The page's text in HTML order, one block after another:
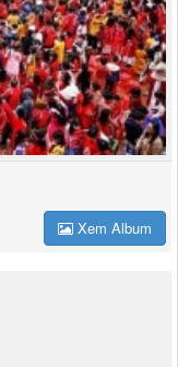
Xem Album